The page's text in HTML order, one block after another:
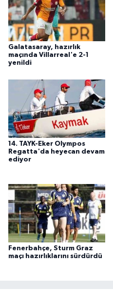
Galatasaray, hazırlık
maçında Villarreal'e 2-1
yenildi
14. TAYK-Eker Olympos
Regatta'da heyecan devam
ediyor
Fenerbahçe, Sturm Graz
maçı hazırlıklarını sürdürdü